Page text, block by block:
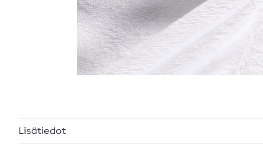
Lisätiedot